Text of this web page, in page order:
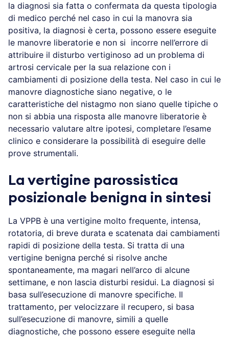
la diagnosi sia fatta o confermata da questa tipologia
di medico perché nel caso in cui la manovra sia
positiva, la diagnosi è certa, possono essere eseguite
le manovre liberatorie e non si incorre nell’errore di
attribuire il disturbo vertiginoso ad un problema di
artrosi cervicale per la sua relazione con i
cambiamenti di posizione della testa. Nel caso in cui le
manovre diagnostiche siano negative, o le
caratteristiche del nistagmo non siano quelle tipiche o
non si abbia una risposta alle manovre liberatorie è
necessario valutare altre ipotesi, completare l’esame
clinico e considerare la possibilità di eseguire delle
prove strumentali.
La vertigine parossistica
posizionale benigna in sintesi
La VPPB è una vertigine molto frequente, intensa,
rotatoria, di breve durata e scatenata dai cambiamenti
rapidi di posizione della testa. Si tratta di una
vertigine benigna perché si risolve anche
spontaneamente, ma magari nell’arco di alcune
settimane, e non lascia disturbi residui. La diagnosi si
basa sull’esecuzione di manovre specifiche. Il
trattamento, per velocizzare il recupero, si basa
sull’esecuzione di manovre, simili a quelle
diagnostiche, che possono essere eseguite nella